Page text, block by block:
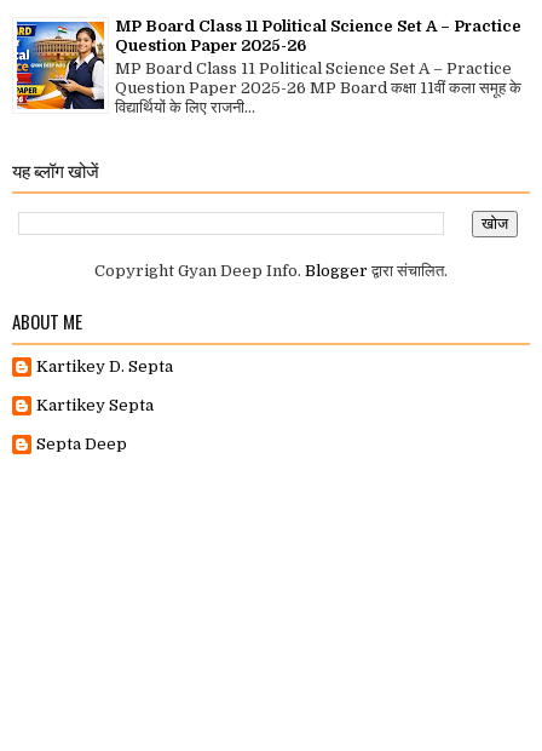
MP Board Class 11 Political Science Set A – Practice
Question Paper 2025-26
MP Board Class 11 Political Science Set A – Practice
Question Paper 2025-26 MP Board कक्षा 11वीं कला समूह के
विद्यार्थियों के लिए राजनी...
यह ब्लॉग खोजें
Copyright Gyan Deep Info. Blogger द्वारा संचालित.
ABOUT ME
Kartikey D. Septa
Kartikey Septa
Septa Deep